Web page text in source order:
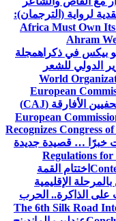
لرواية (الترجمان):
Africa Must Own
Ahram
بيكس في ذكراهمجلة
الدولي للشعر
World
European
المفوضية الأوروبية: مؤتمر الصحفيين الأفارقة (CAJ)
European
Recognizes Congress
خبرًا … قصيدة جديدة
Regulations
اختتام القمة
الإقليمية
على الذاكرة.. الحرب
The 6th Silk Road